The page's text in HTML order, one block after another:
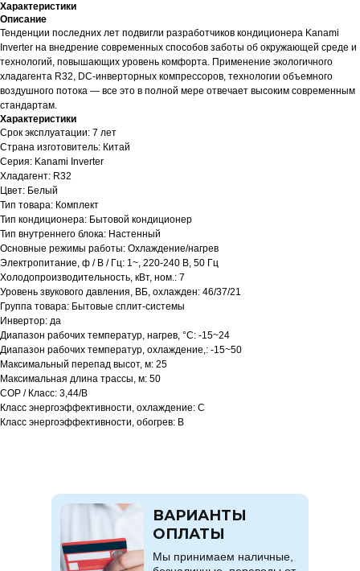
Характеристики
Описание
Тенденции последних лет подвигли разработчиков кондиционера Kanami
Inverter на внедрение современных способов заботы об окружающей среде и
технологий, повышающих уровень комфорта. Применение экологичного
хладагента R32, DC-инверторных компрессоров, технологии объемного
воздушного потока — все это в полной мере отвечает высоким современным
стандартам.
Характеристики
Срок эксплуатации: 7 лет
Страна изготовитель: Китай
Серия: Kanami Inverter
Хладагент: R32
Цвет: Белый
Тип товара: Комплект
Тип кондиционера: Бытовой кондиционер
Тип внутреннего блока: Настенный
Основные режимы работы: Охлаждение/нагрев
Электропитание, ф / В / Гц: 1~, 220-240 В, 50 Гц
Холодопроизводительность, кВт, ном.: 7
Уровень звукового давления, ВБ, охлажден: 46/37/21
Группа товара: Бытовые сплит-системы
Инвертор: да
Диапазон рабочих температур, нагрев, °C: -15~24
Диапазон рабочих температур, охлаждение,: -15~50
Максимальный перепад высот, м: 25
Максимальная длина трассы, м: 50
COP / Класс: 3,44/B
Класс энергоэффективности, охлаждение: C
Класс энергоэффективности, обогрев: B
Мы принимаем наличные,
ВАРИАНТЫ
ОПЛАТЫ